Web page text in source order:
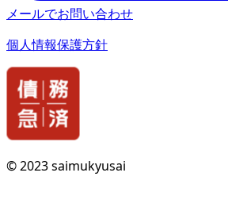
メールでお問い合わせ
個人情報保護方針
© 2023 saimukyusai